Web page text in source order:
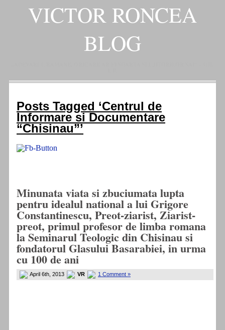
VICTOR RONCEA
BLOG
Posts Tagged ‘Centrul de
Informare si Documentare
“Chisinau”’
Minunata viata si zbuciumata lupta
pentru idealul national a lui Grigore
Constantinescu, Preot-ziarist, Ziarist-
preot, primul profesor de limba romana
la Seminarul Teologic din Chisinau si
fondatorul Glasului Basarabiei, in urma
cu 100 de ani
April 6th, 2013 VR 1 Comment »